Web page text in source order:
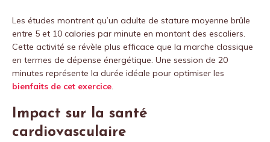
Les études montrent qu’un adulte de stature moyenne brûle
entre 5 et 10 calories par minute en montant des escaliers.
Cette activité se révèle plus efficace que la marche classique
en termes de dépense énergétique. Une session de 20
minutes représente la durée idéale pour optimiser les
bienfaits de cet exercice.
Impact sur la santé
cardiovasculaire